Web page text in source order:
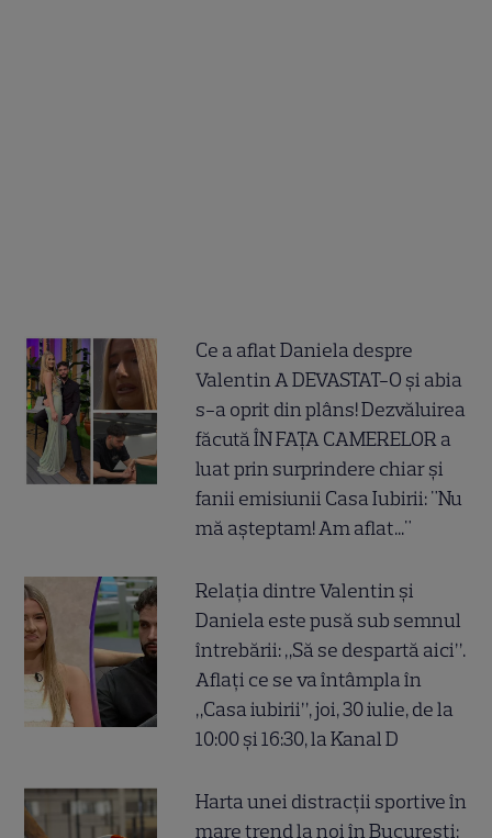
Ce a aflat Daniela despre
Valentin A DEVASTAT-O și abia
s-a oprit din plâns! Dezvăluirea
făcută ÎN FAȚA CAMERELOR a
luat prin surprindere chiar și
fanii emisiunii Casa Iubirii: "Nu
mă așteptam! Am aflat..."
Relația dintre Valentin și
Daniela este pusă sub semnul
întrebării: „Să se despartă aici”.
Aflați ce se va întâmpla în
„Casa iubirii”, joi, 30 iulie, de la
10:00 și 16:30, la Kanal D
Harta unei distracții sportive în
mare trend la noi în București: